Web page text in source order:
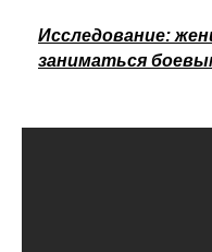
Исследование:
заниматься